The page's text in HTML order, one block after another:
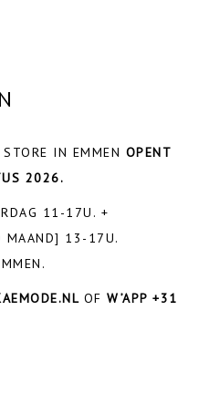
IN EMMEN OPENT
2026.
11-17U. +
MAAND] 13-17U.
OF W’APP +31